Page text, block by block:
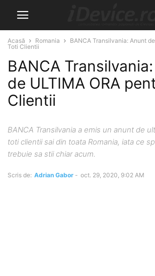
Acasă Romania
BANCA Transilvania: Anunt
Toti Clientii
BANCA
de ULTIMA ORA
Clientii
BANCA Transilvania a emis un anunt de
toti clientii sai din toata Romania, iata ce
trebuie sa stii chiar acum.
Scris de: Adrian Gabor - oct. 29, 2020, 9:02 AM